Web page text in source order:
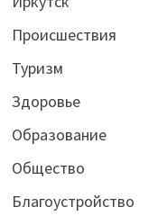
Происшествия
Туризм
Здоровье
Образование
Общество
Благоустройство